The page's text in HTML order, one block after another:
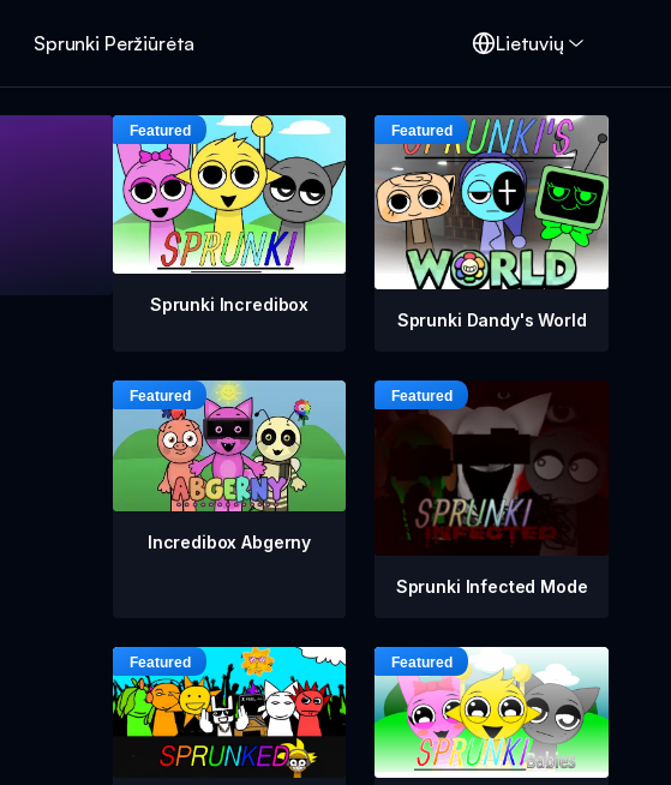
Sprunki Peržiūrėta Lietuvių
Sprunki Incredibox
Sprunki Dandy's World
Incredibox Abgerny
Sprunki Infected Mode